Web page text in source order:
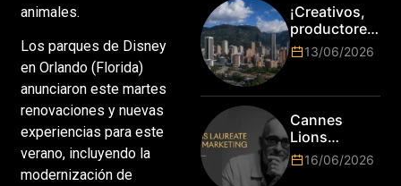
animales.
Los parques de Disney
en Orlando (Florida)
anunciaron este martes
renovaciones y nuevas
experiencias para este
verano, incluyendo la
modernización de
¡Creativos,
productores
y cracks de
la tecnología
es hora de
subir de
nivel! Las
marcas más
top del
13/06/2026
Cannes
Lions
anuncia a
Jim Stengel
16/06/2026